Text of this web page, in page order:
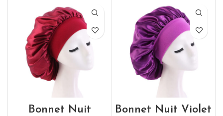
Bonnet Nuit
Bonnet Nuit Violet